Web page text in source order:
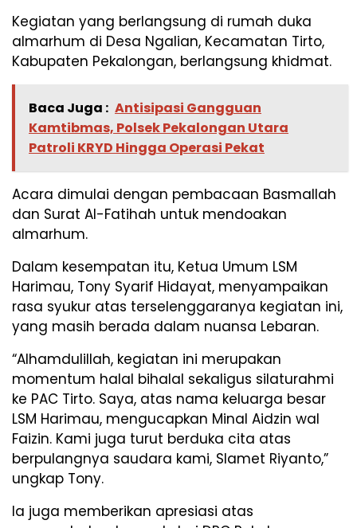
Kegiatan yang berlangsung di rumah duka
almarhum di Desa Ngalian, Kecamatan Tirto,
Kabupaten Pekalongan, berlangsung khidmat.
Baca Juga : Antisipasi Gangguan
Kamtibmas, Polsek Pekalongan Utara
Patroli KRYD Hingga Operasi Pekat
Acara dimulai dengan pembacaan Basmallah
dan Surat Al-Fatihah untuk mendoakan
almarhum.
Dalam kesempatan itu, Ketua Umum LSM
Harimau, Tony Syarif Hidayat, menyampaikan
rasa syukur atas terselenggaranya kegiatan ini,
yang masih berada dalam nuansa Lebaran.
“Alhamdulillah, kegiatan ini merupakan
momentum halal bihalal sekaligus silaturahmi
ke PAC Tirto. Saya, atas nama keluarga besar
LSM Harimau, mengucapkan Minal Aidzin wal
Faizin. Kami juga turut berduka cita atas
berpulangnya saudara kami, Slamet Riyanto,”
ungkap Tony.
Ia juga memberikan apresiasi atas